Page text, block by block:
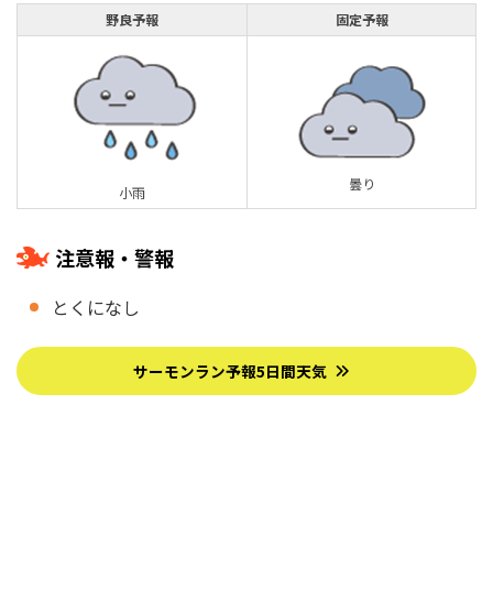
野良予報 固定予報
小雨 曇り
注意報・警報
とくになし
サーモンラン予報5日間天気